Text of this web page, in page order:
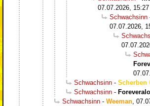
07.07.2026, 15:27
Schwachsinn
07.07.2026,
Schwachsinn - Scherben
Schwachsinn -
Schwachsinn - Weeman